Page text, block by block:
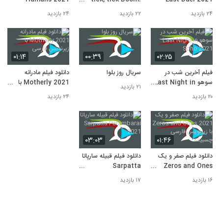
۲۴ بازدید
2021
۲۲ بازدید ۲۴ بازدید
۰۲:۲۵
فیلم آخرین شب در
سوهو Last Night in
Soho 2021۲۰ بازدید
۰۰:۳۹
سریال روز بلوا
۲۱ بازدید
۰۱:۱۴
دانلود فیلم مادرانه
Motherly 2021 با
زیرنویس فارسی
۲۴ بازدید
۰۱:۴۶
دانلود فیلم صفر و یک
Zeros and Ones
فارسی چسبیده
۱۶ بازدید
۰۳:۰۳
دانلود فیلم قبیله سارپاتا
Sarpatta
Parambarai 2021
۱۷ بازدید